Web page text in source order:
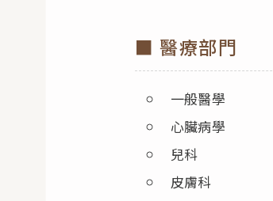
■ 醫療部門
一般醫學
心臟病學
兒科
皮膚科